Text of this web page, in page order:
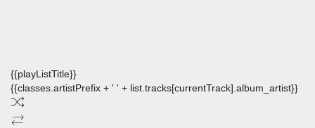
{{playListTitle}}
{{classes.artistPrefix + ' ' + list.tracks[currentTrack].album_artist}}